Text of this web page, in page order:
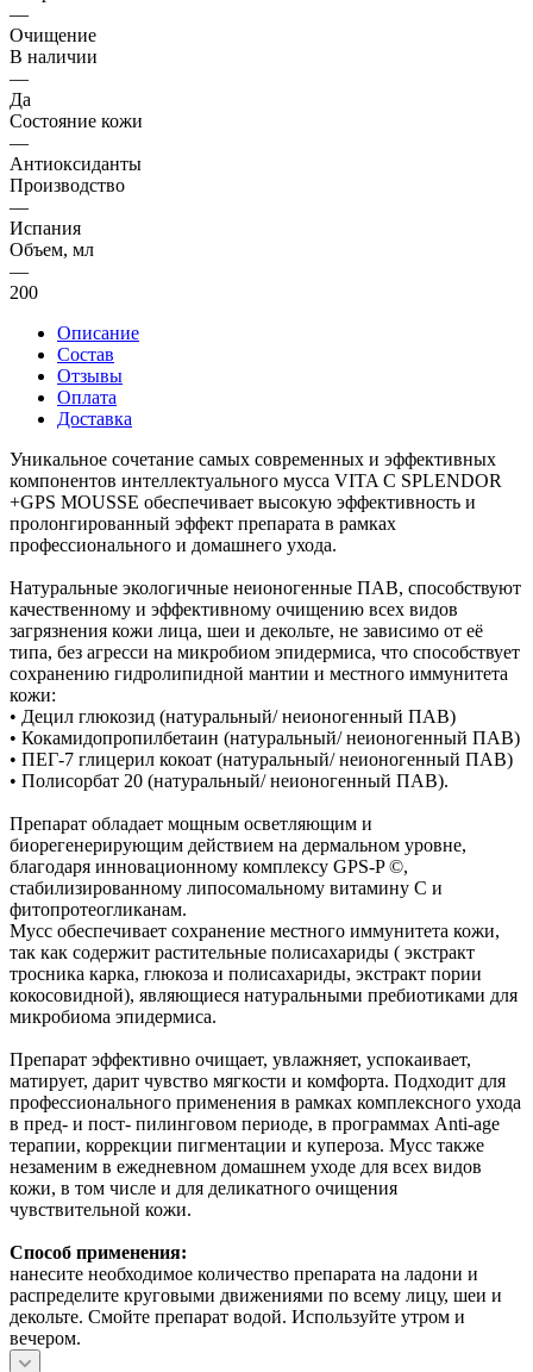
—
Очищение
В наличии
—
Да
Состояние кожи
—
Антиоксиданты
Производство
—
Испания
Объем, мл
—
200
Описание
Состав
Отзывы
Оплата
Доставка
Уникальное сочетание самых современных и эффективных
компонентов интеллектуального мусса VITA C SPLENDOR
+GPS MOUSSE обеспечивает высокую эффективность и
пролонгированный эффект препарата в рамках
профессионального и домашнего ухода.
Натуральные экологичные неионогенные ПАВ, способствуют
качественному и эффективному очищению всех видов
загрязнения кожи лица, шеи и декольте, не зависимо от её
типа, без агресси на микробиом эпидермиса, что способствует
сохранению гидролипидной мантии и местного иммунитета
кожи:
• Децил глюкозид (натуральный/ неионогенный ПАВ)
• Кокамидопропилбетаин (натуральный/ неионогенный ПАВ)
• ПЕГ-7 глицерил кокоат (натуральный/ неионогенный ПАВ)
• Полисорбат 20 (натуральный/ неионогенный ПАВ).
Препарат обладает мощным осветляющим и
биорегенерирующим действием на дермальном уровне,
благодаря инновационному комплексу GPS-P ©,
стабилизированному липосомальному витамину С и
фитопротеогликанам.
Мусс обеспечивает сохранение местного иммунитета кожи,
так как содержит растительные полисахариды ( экстракт
тросника карка, глюкоза и полисахариды, экстракт пории
кокосовидной), являющиеся натуральными пребиотиками для
микробиома эпидермиса.
Препарат эффективно очищает, увлажняет, успокаивает,
матирует, дарит чувство мягкости и комфорта. Подходит для
профессионального применения в рамках комплексного ухода
в пред- и пост- пилинговом периоде, в программах Anti-age
терапии, коррекции пигментации и купероза. Мусс также
незаменим в ежедневном домашнем уходе для всех видов
кожи, в том числе и для деликатного очищения
чувствительной кожи.
Способ применения:
нанесите необходимое количество препарата на ладони и
распределите круговыми движениями по всему лицу, шеи и
декольте. Смойте препарат водой. Используйте утром и
вечером.